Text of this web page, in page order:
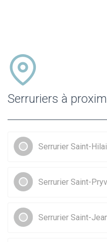
Serruriers à
Serrurier Saint-
Serrurier Saint-
Serrurier Saint-